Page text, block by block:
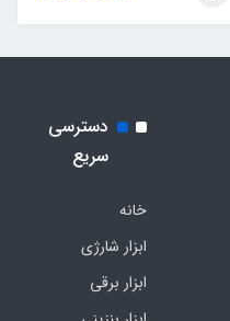
دسترسی
سریع
خانه
ابزار شارژی
ابزار برقی